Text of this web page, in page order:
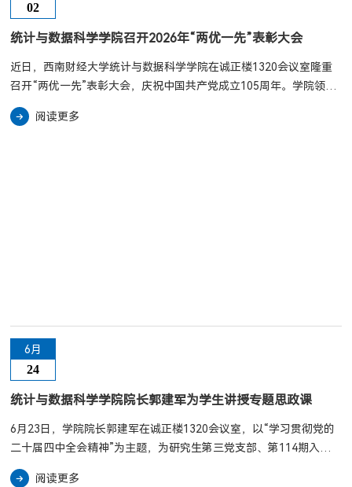
02
统计与数据科学学院召开2026年“两优一先”表彰大会
近日，西南财经大学统计与数据科学学院在诚正楼1320会议室隆重
召开“两优一先”表彰大会，庆祝中国共产党成立105周年。学院领
导、受表彰集体及个人代表、新发展党员和师生党员代表共同参加大
会。大会在雄壮的国歌声中拉开帷幕，全体与会人员肃立齐唱，现场
阅读更多
6月
24
统计与数据科学学院院长郭建军为学生讲授专题思政课
6月23日，学院院长郭建军在诚正楼1320会议室，以“学习贯彻党的
二十届四中全会精神”为主题，为研究生第三党支部、第114期入党
积极分子及本学期新发展团员讲授专题思政课。郭建军从深刻认识党
阅读更多